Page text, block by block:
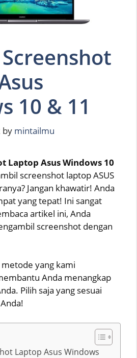
10 & 11
by mintailmu
Laptop Asus Windows 10
screenshot laptop ASUS
Jangan khawatir! Anda
yang tepat! Ini sangat
artikel ini, Anda
screenshot dengan
yang kami
Anda menangkap
Pilih saja yang sesuai
Laptop Asus Windows